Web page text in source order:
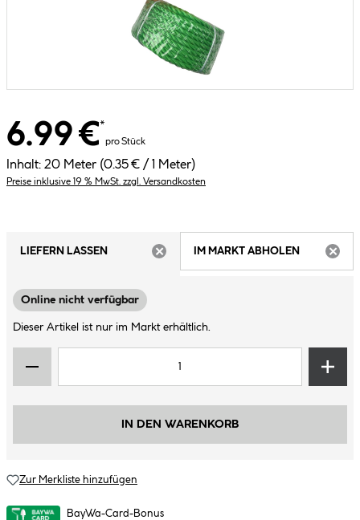
6.99 €*
pro Stück
Inhalt: 20 Meter (0.35 € / 1 Meter)
Preise inklusive 19 % MwSt. zzgl. Versandkosten
LIEFERN LASSEN
IM MARKT ABHOLEN
Online nicht verfügbar
Dieser Artikel ist nur im Markt erhältlich.
IN DEN WARENKORB
Zur Merkliste hinzufügen
BayWa-Card-Bonus